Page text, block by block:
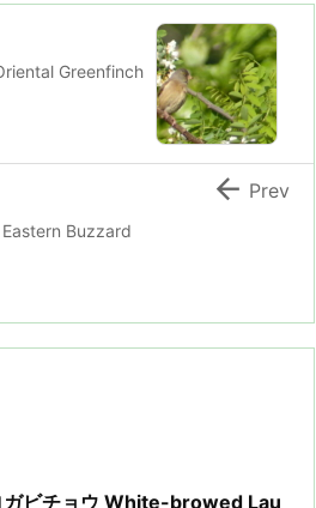
Greenfinch
Eastern Buzzard
 Prev
ガビチョウ White-browed Lau